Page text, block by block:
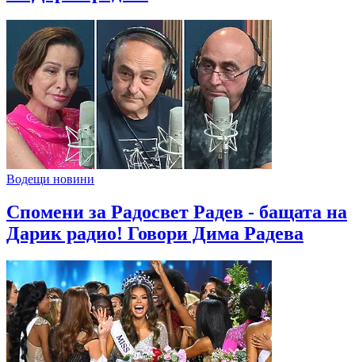
Водещи новини
Спомени за Радосвет Радев - бащата на
Дарик радио! Говори Дима Радева